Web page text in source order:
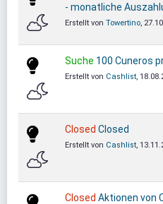
- monatliche
Erstellt von Towertino ,
Suche 100 Cuneros
Erstellt von Cashlist ,
Closed Closed
Erstellt von Cashlist ,
Closed Aktionen von